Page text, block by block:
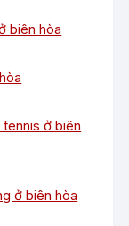
biên hòa
ở biên
ở biên hòa